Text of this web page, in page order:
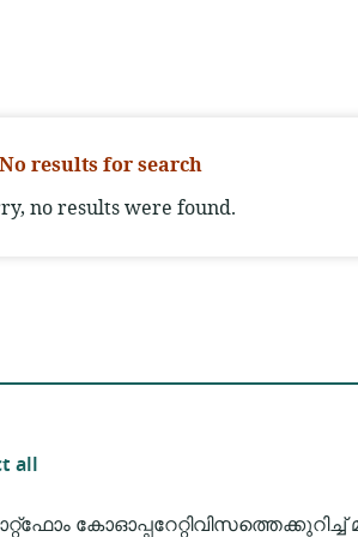
No results for search
no results were found.
all
Goals